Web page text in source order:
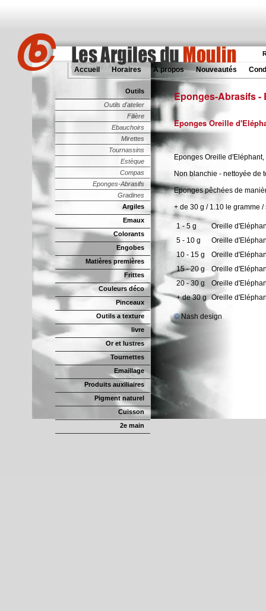
Accueil Horaires A propos Nouveautés
Outils
Outils d'atelier
Filière
Ebauchoirs
Mirettes
Tournassins
Estèque
Compas
Eponges-Abrasifs
Gradines
Argiles
Emaux
Colorants
Engobes
Matières premières
Frittes
Couleurs déco
Pinceaux
Outils a texture
livre
Or et lustres
Tournettes
Emaillage
Produits auxiliaires
Pigment naturel
Cuisson
2e main
Eponges-Abrasifs -
Eponges Oreille
Eponges Oreille
Non blanchie - nettoyée de
Eponges pêchées de
+ de 30 g / 1.10 le gramme
1 - 5 g
Oreille
5 - 10 g
Oreille
10 - 15 g
Oreille
15 - 20 g
Oreille
20 - 30 g
Oreille
+ de 30 g Oreille
©Nash design